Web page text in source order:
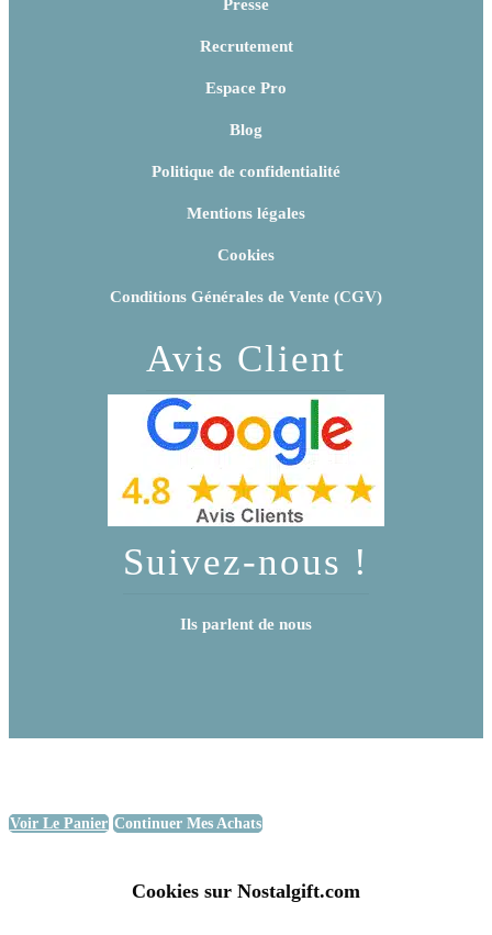
Presse
Recrutement
Espace Pro
Blog
Politique de confidentialité
Mentions légales
Cookies
Conditions Générales de Vente (CGV)
Avis Client
Suivez-nous !
Ils parlent de nous
Voir Le Panier Continuer Mes Achats
Cookies sur Nostalgift.com